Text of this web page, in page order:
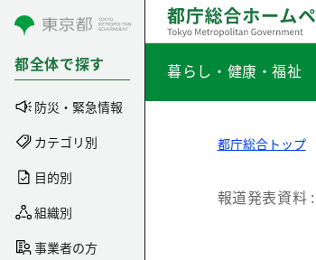
コンテンツにスキップ
都全体で探す
防災・緊急情報
カテゴリ別
目的別
組織別
事業者の方
暮らし・健康・福祉
都庁総合トップ
報道発表資料